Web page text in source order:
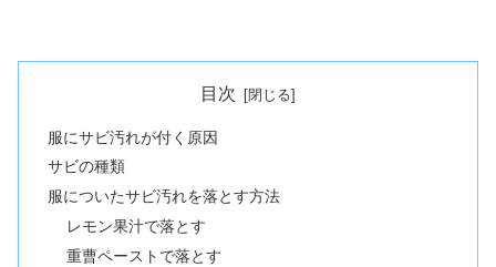
目次
服にサビ汚れが付く原因
サビの種類
服についたサビ汚れを落とす方法
レモン果汁で落とす
重曹ペーストで落とす